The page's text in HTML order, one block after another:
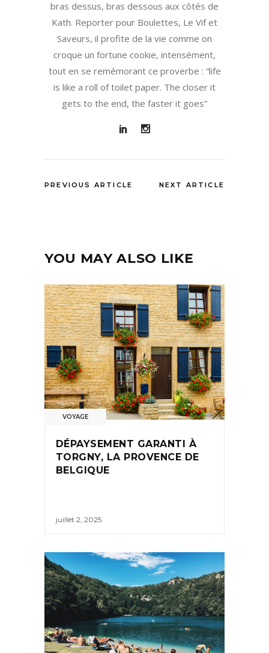
bras dessus, bras dessous aux côtés de
Kath. Reporter pour Boulettes, Le Vif et
Saveurs, il profite de la vie comme on
croque un fortune cookie, intensément,
tout en se remémorant ce proverbe : “life
is like a roll of toilet paper. The closer it
gets to the end, the faster it goes”
PREVIOUS ARTICLE NEXT ARTICLE
YOU MAY ALSO LIKE
VOYAGE
DÉPAYSEMENT GARANTI À
TORGNY, LA PROVENCE DE
BELGIQUE
juillet 2, 2025